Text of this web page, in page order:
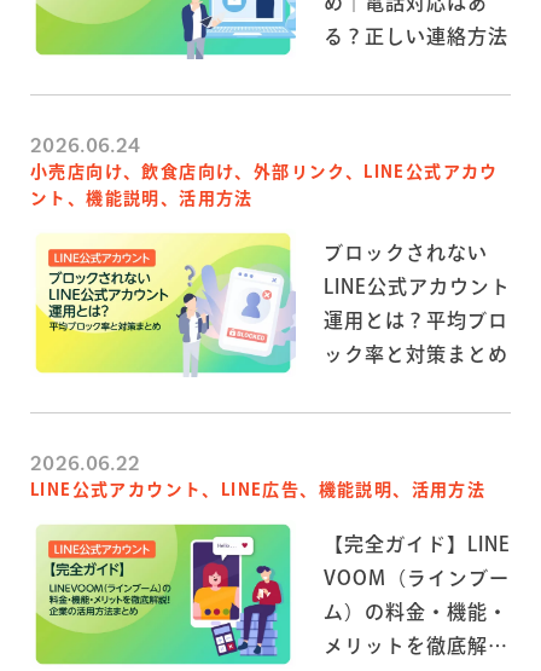
る？正しい連絡方法
2026.06.24
小売店向け、飲食店向け、外部リンク、LINE公式アカウ
ント、機能説明、活用方法
ブロックされない
LINE公式アカウント
運用とは？平均ブロ
ック率と対策まとめ
2026.06.22
LINE公式アカウント、LINE広告、機能説明、活用方法
【完全ガイド】LINE
VOOM（ラインブー
ム）の料金・機能・
メリットを徹底解